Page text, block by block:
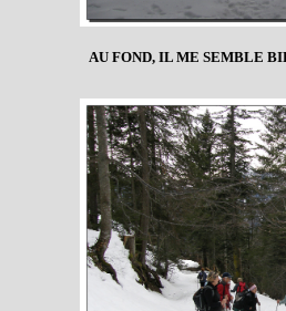
AU FOND, IL ME SEMBLE